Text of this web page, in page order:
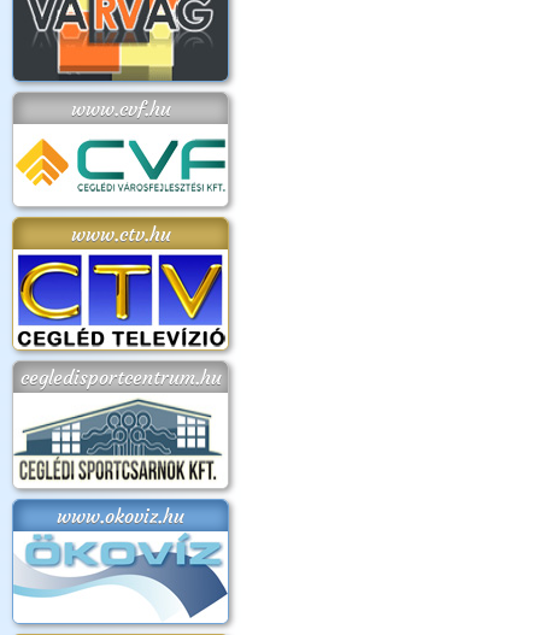
www.cvf.hu
www.ctv.hu
cegledisportcentrum.hu
www.okoviz.hu